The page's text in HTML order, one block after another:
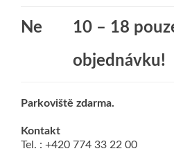
Ne
10 – 18
objednávku!
Parkoviště zdarma.
Kontakt
Tel. : +420 774 33 22 00